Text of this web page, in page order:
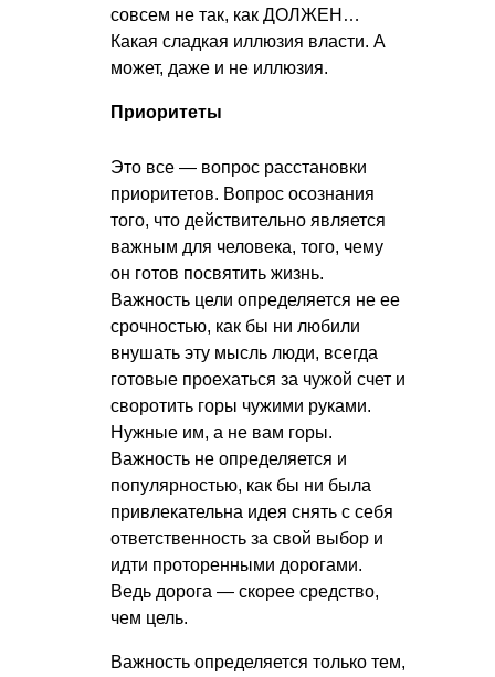
совсем не так, как ДОЛЖЕН…
Какая сладкая иллюзия власти. А
может, даже и не иллюзия.
Приоритеты
Это все — вопрос расстановки
приоритетов. Вопрос осознания
того, что действительно является
важным для человека, того, чему
он готов посвятить жизнь.
Важность цели определяется не ее
срочностью, как бы ни любили
внушать эту мысль люди, всегда
готовые проехаться за чужой счет и
своротить горы чужими руками.
Нужные им, а не вам горы.
Важность не определяется и
популярностью, как бы ни была
привлекательна идея снять с себя
ответственность за свой выбор и
идти проторенными дорогами.
Ведь дорога — скорее средство,
чем цель.
Важность определяется только тем,